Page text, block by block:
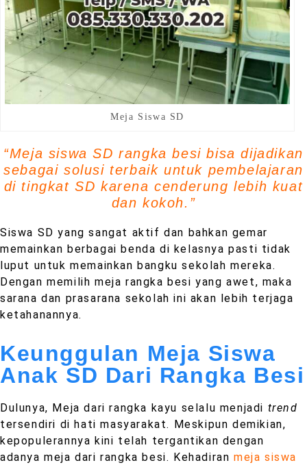
Meja Siswa SD
“Meja siswa SD rangka besi bisa dijadikan
sebagai solusi terbaik untuk pembelajaran
di tingkat SD karena cenderung lebih kuat
dan kokoh.”
Siswa SD yang sangat aktif dan bahkan gemar
memainkan berbagai benda di kelasnya pasti tidak
luput untuk memainkan bangku sekolah mereka.
Dengan memilih meja rangka besi yang awet, maka
sarana dan prasarana sekolah ini akan lebih terjaga
ketahanannya.
Keunggulan Meja Siswa
Anak SD Dari Rangka Besi
Dulunya, Meja dari rangka kayu selalu menjadi trend
tersendiri di hati masyarakat. Meskipun demikian,
kepopulerannya kini telah tergantikan dengan
adanya meja dari rangka besi. Kehadiranmeja siswa